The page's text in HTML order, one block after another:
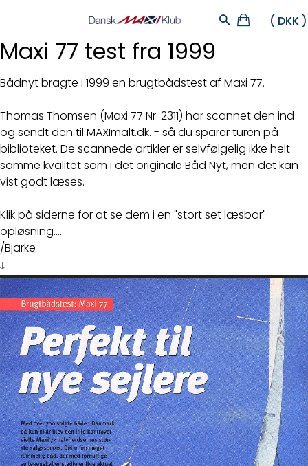
Maxi 77 test fra 1999
Bådnyt bragte i 1999 en brugtbådstest af Maxi 77.
Thomas Thomsen (Maxi 77 Nr. 2311) har scannet den ind
og sendt den til MAXImalt.dk. - så du sparer turen på
biblioteket. De scannede artikler er selvfølgelig ikke helt
samme kvalitet som i det originale Båd Nyt, men det kan
vist godt læses.
Klik på siderne for at se dem i en "stort set læsbar"
opløsning....
/Bjarke